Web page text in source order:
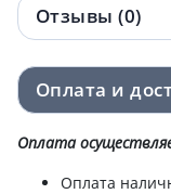
Отзывы (0)
Оплата и
Оплата
Оплата